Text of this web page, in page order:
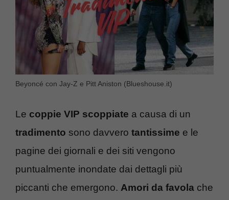
Beyoncé con Jay-Z e Pitt Aniston (Blueshouse.it)
Le coppie VIP scoppiate a causa di un
tradimento sono davvero tantissime e le
pagine dei giornali e dei siti vengono
puntualmente inondate dai dettagli più
piccanti che emergono. Amori da favola che